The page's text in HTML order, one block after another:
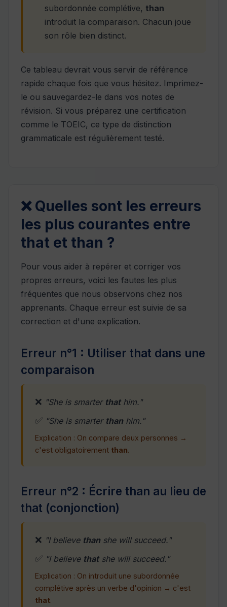
subordonnée complétive, than
introduit la comparaison. Chacun joue
son rôle bien distinct.
Ce tableau devrait vous servir de référence
rapide chaque fois que vous hésitez. Imprimez-
le ou sauvegardez-le dans vos notes de
révision. Si vous préparez une certification
comme le TOEIC, ce type de distinction
grammaticale est régulièrement testé.
❌ Quelles sont les erreurs
les plus courantes entre
that et than ?
Pour vous aider à repérer et corriger vos
propres erreurs, voici les fautes les plus
fréquentes que nous observons chez nos
apprenants. Chaque erreur est suivie de sa
correction et d'une explication.
Erreur n°1 : Utiliser that dans une
comparaison
❌ "She is smarter thathim."
✅ "She is smarter thanhim."
Explication : On compare deux personnes →
c'est obligatoirement than.
Erreur n°2 : Écrire than au lieu de
that (conjonction)
❌ "I believe thanshe will succeed."
✅ "I believe thatshe will succeed."
Explication : On introduit une subordonnée
complétive après un verbe d'opinion → c'est
that.